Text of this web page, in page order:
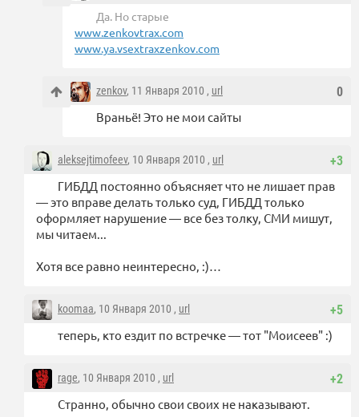
Да. Но старые
www.zenkovtrax.com
www.ya.vsextraxzenkov.com
0
zenkov, 11 Января 2010 , url
Враньё! Это не мои сайты
+3
aleksejtimofeev, 10 Января 2010 , url
ГИБДД постоянно объясняет что не лишает прав
— это вправе делать только суд, ГИБДД только
оформляет нарушение — все без толку, СМИ мишут,
мы читаем...
Хотя все равно неинтересно, :)…
+5
koomaa, 10 Января 2010 , url
теперь, кто ездит по встречке — тот "Моисеев" :)
+2
rage, 10 Января 2010 , url
Странно, обычно свои своих не наказывают.